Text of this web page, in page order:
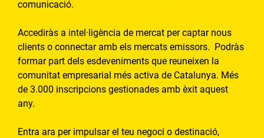
comunicació.
Accediràs a intel·ligència de mercat per captar nous
clients o connectar amb els mercats emissors. Podràs
formar part dels esdeveniments que reuneixen la
comunitat empresarial més activa de Catalunya. Més
de 3.000 inscripcions gestionades amb èxit aquest
any.
Entra ara per impulsar el teu negoci o destinació,